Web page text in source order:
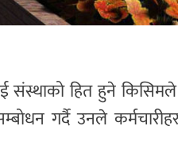
संस्थाको हित हुने
गर्दै उनले